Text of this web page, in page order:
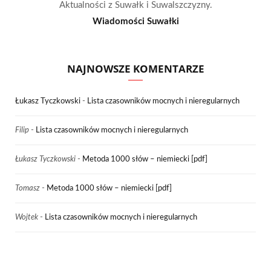
Aktualności z Suwałk i Suwalszczyzny.
Wiadomości Suwałki
NAJNOWSZE KOMENTARZE
Łukasz Tyczkowski - Lista czasowników mocnych i nieregularnych
Filip - Lista czasowników mocnych i nieregularnych
Łukasz Tyczkowski - Metoda 1000 słów – niemiecki [pdf]
Tomasz - Metoda 1000 słów – niemiecki [pdf]
Wojtek - Lista czasowników mocnych i nieregularnych